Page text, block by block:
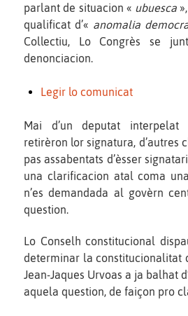
parlant de situacion « ubuesca
qualificat d’« anomalia
Collectiu, Lo Congrès se
denonciacion.
Legir lo comunicat
Mai d’un deputat interpelat
retirèron lor signatura, d’autres
pas assabentats d’èsser
una clarificacion atal coma
n’es demandada al govèrn
question.
Lo Conselh constitucional
determinar la constitucionalitat
Jean-Jaques Urvoas a ja balhat
aquela question, de faiçon pro